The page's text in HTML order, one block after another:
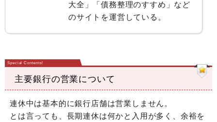
大全」「債務整理のすすめ」など
のサイトを運営している。
主要銀行の営業について
連休中は基本的に銀行店舗は営業しません。
とは言っても、長期連休は何かと入用が多く、余裕を